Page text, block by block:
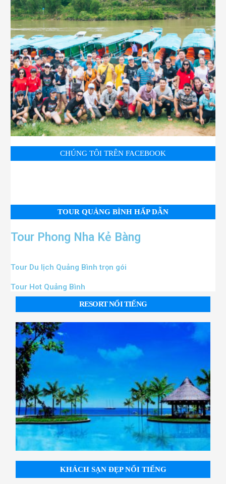
CHÚNG TÔI TRÊN FACEBOOK
TOUR QUẢNG BÌNH HẤP DẪN
Tour Phong Nha Kẻ Bàng
Tour Du lịch Quảng Bình trọn gói
Tour Hot Quảng Bình
RESORT NỔI TIẾNG
KHÁCH SẠN ĐẸP NỔI TIẾNG